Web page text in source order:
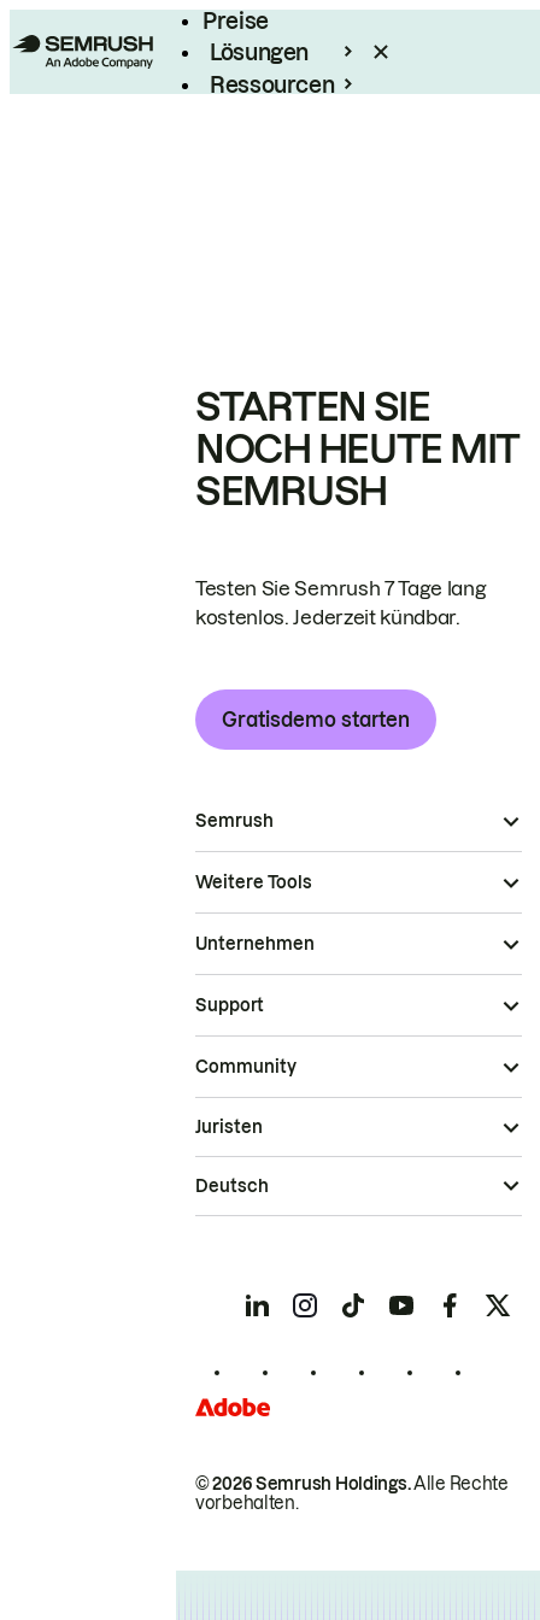
Preise
Lösungen
Ressourcen
STARTEN SIE
NOCH HEUTE MIT
SEMRUSH
Testen Sie Semrush 7 Tage lang
kostenlos. Jederzeit kündbar.
Gratisdemo starten
Semrush
Weitere Tools
Unternehmen
Support
Community
© 2026 Semrush Holdings.Alle Rechte
vorbehalten.
Juristen
Deutsch